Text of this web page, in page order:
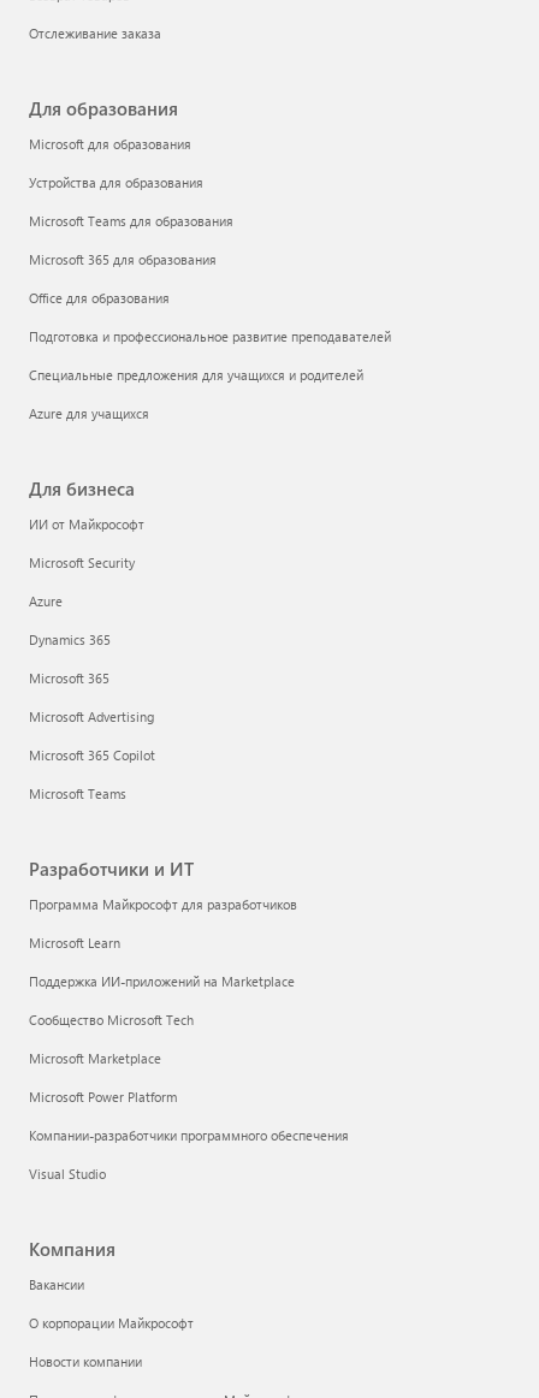
Отслеживание заказа
Для образования
Microsoft для образования
Устройства для образования
Microsoft Teams для образования
Microsoft 365 для образования
Office для образования
Подготовка и профессиональное развитие преподавателей
Специальные предложения для учащихся и родителей
Azure для учащихся
Для бизнеса
ИИ от Майкрософт
Microsoft Security
Azure
Dynamics 365
Microsoft 365
Microsoft Advertising
Microsoft 365 Copilot
Microsoft Teams
Разработчики и ИТ
Программа Майкрософт для разработчиков
Microsoft Learn
Поддержка ИИ-приложений на Marketplace
Сообщество Microsoft Tech
Microsoft Marketplace
Microsoft Power Platform
Компании-разработчики программного обеспечения
Visual Studio
Компания
Вакансии
О корпорации Майкрософт
Новости компании